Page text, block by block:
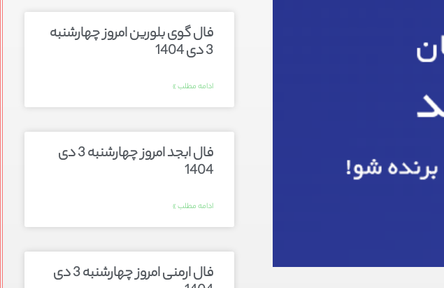
فال گوی بلورین امروز چهارشنبه
3 دی 1404
ادامه مطلب »
فال ابجد امروز چهارشنبه 3 دی
1404
ادامه مطلب »
فال ارمنی امروز چهارشنبه 3 دی